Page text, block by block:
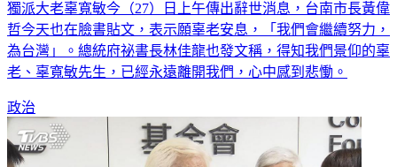
獨派大老辜寬敏今（27）日上午傳出辭世消息，台南市長黃偉
哲今天也在臉書貼文，表示願辜老安息，「我們會繼續努力，
為台灣」。總統府祕書長林佳龍也發文稱，得知我們景仰的辜
老、辜寬敏先生，已經永遠離開我們，心中感到悲慟。
政治